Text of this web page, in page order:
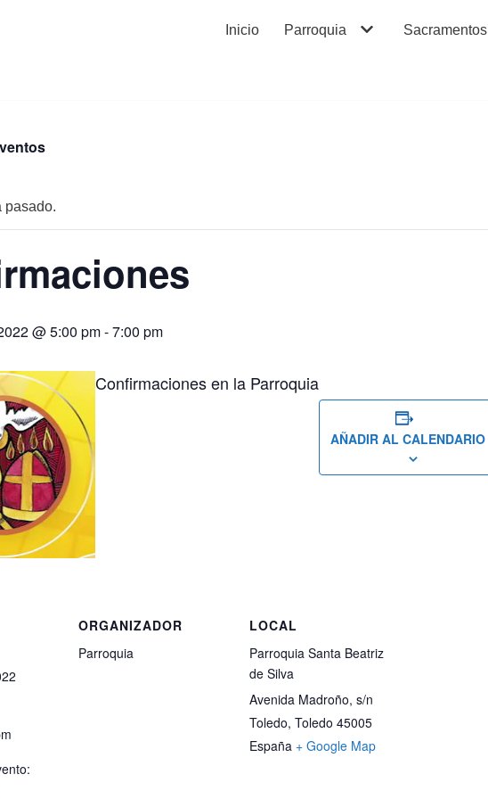
Inicio Parroquia Sacramentos
pasado.
@ 5:00 pm-7:00 pm
Confirmaciones en la Parroquia
AÑADIR AL CALENDARIO
ORGANIZADOR
Parroquia
LOCAL
Parroquia Santa Beatriz
de Silva
Avenida Madroño, s/n
Toledo, Toledo 45005
España + Google Map